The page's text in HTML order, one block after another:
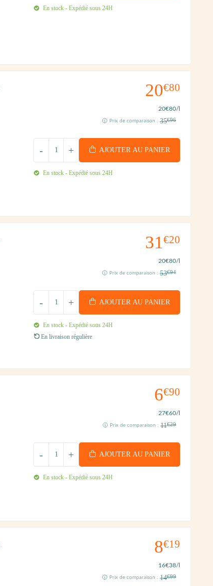
En stock - Expédié sous 24H
20€80
20€80/l
Prix de comparaison : 35€96
+
- AJOUTER AU PANIER
En stock - Expédié sous 24H
31€20
20€80/l
Prix de comparaison : 53€94
+
- AJOUTER AU PANIER
En stock - Expédié sous 24H
En livraison régulière
6€90
27€60/l
Prix de comparaison : 11€29
+
- AJOUTER AU PANIER
En stock - Expédié sous 24H
8€19
16€38/l
Prix de comparaison : 14€99